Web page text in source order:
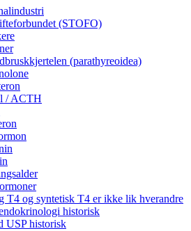
(STOFO)
(parathyreoidea)
/ ACTH
T4 og syntetisk T4 er ikke lik hverandre
historisk
USP historisk